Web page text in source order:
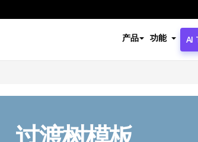
产品 功能 AI